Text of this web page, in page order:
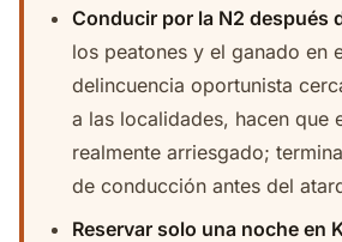
Conducir por la N2 después
los peatones y el ganado en
delincuencia oportunista
a las localidades, hacen que
realmente arriesgado;
de conducción antes del
Reservar solo una noche en